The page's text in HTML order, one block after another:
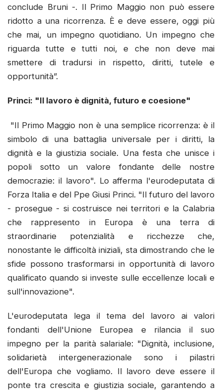
conclude Bruni -. Il Primo Maggio non può essere
ridotto a una ricorrenza. È e deve essere, oggi più
che mai, un impegno quotidiano. Un impegno che
riguarda tutte e tutti noi, e che non deve mai
smettere di tradursi in rispetto, diritti, tutele e
opportunità”.
Princi: "Il lavoro è dignità, futuro e coesione"
"Il Primo Maggio non è una semplice ricorrenza: è il
simbolo di una battaglia universale per i diritti, la
dignità e la giustizia sociale. Una festa che unisce i
popoli sotto un valore fondante delle nostre
democrazie: il lavoro". Lo afferma l'eurodeputata di
Forza Italia e del Ppe Giusi Princi. "Il futuro del lavoro
- prosegue - si costruisce nei territori e la Calabria
che rappresento in Europa è una terra di
straordinarie potenzialità e ricchezze che,
nonostante le difficoltà iniziali, sta dimostrando che le
sfide possono trasformarsi in opportunità di lavoro
qualificato quando si investe sulle eccellenze locali e
sull'innovazione".
L'eurodeputata lega il tema del lavoro ai valori
fondanti dell'Unione Europea e rilancia il suo
impegno per la parità salariale: "Dignità, inclusione,
solidarietà intergenerazionale sono i pilastri
dell'Europa che vogliamo. Il lavoro deve essere il
ponte tra crescita e giustizia sociale, garantendo a